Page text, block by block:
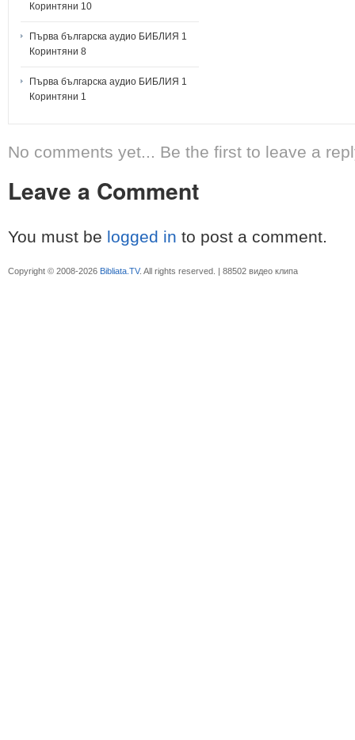
Коринтяни 10
Първа българска аудио БИБЛИЯ 1
Коринтяни 8
Първа българска аудио БИБЛИЯ 1
Коринтяни 1
No comments yet... Be the first to leave a
Leave a Comment
You must be logged in to post a comment.
Copyright © 2008-2026 Bibliata.TV. All rights reserved. | 88502 видео клипа